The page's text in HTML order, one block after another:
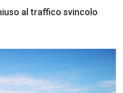
al traffico svincolo